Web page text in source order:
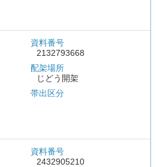
資料番号
2132793668
配架場所
じどう開架
帯出区分
資料番号
2432905210